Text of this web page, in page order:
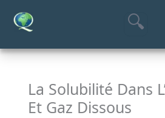
Aller
contenu
La Solubilité Dans
Et Gaz Dissous